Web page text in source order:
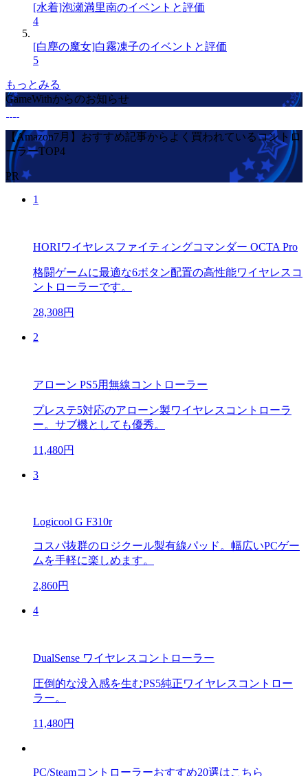
[水着]泡瀬満里南のイベントと評価
4
[白塵の魔女]白霧凍子のイベントと評価
5
もっとみる
GameWithからのお知らせ
【Amazon7月】おすすめ記事からよく買われているコントロ
ーラーTOP4
PR
1
HORIワイヤレスファイティングコマンダー OCTA Pro
格闘ゲームに最適な6ボタン配置の高性能ワイヤレスコ
ントローラーです。
28,308円
2
アローン PS5用無線コントローラー
プレステ5対応のアローン製ワイヤレスコントローラ
ー。サブ機としても優秀。
11,480円
3
Logicool G F310r
コスパ抜群のロジクール製有線パッド。幅広いPCゲー
ムを手軽に楽しめます。
2,860円
4
DualSense ワイヤレスコントローラー
圧倒的な没入感を生むPS5純正ワイヤレスコントロー
ラー。
11,480円
PC/Steamコントローラーおすすめ20選はこちら